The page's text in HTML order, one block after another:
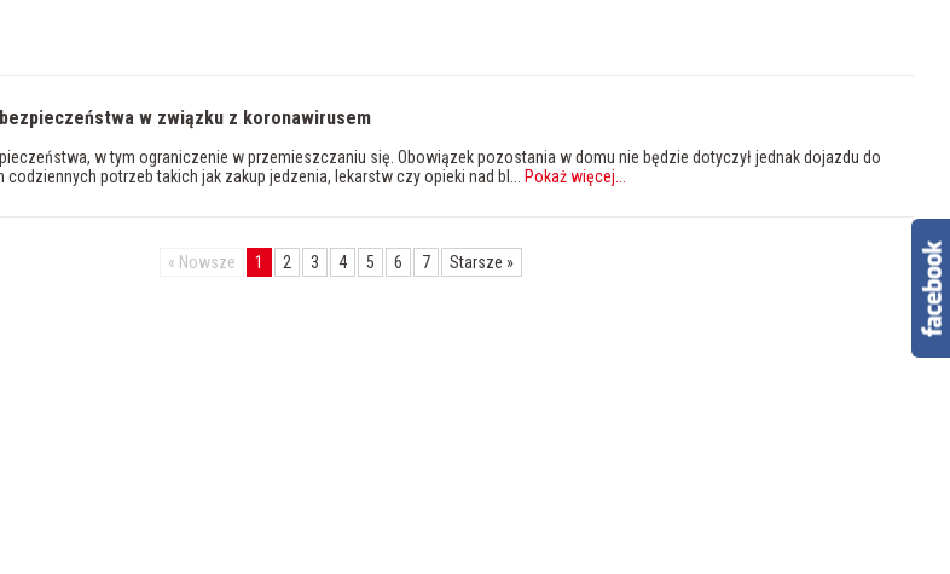
w związku z koronawirusem
w tym ograniczenie w przemieszczaniu się. Obowiązek pozostania w domu nie będzie dotyczył jednak dojazdu do
potrzeb takich jak zakup jedzenia, lekarstw czy opieki nad bl...
Pokaż więcej
« Nowsze 1 2 3 4 5 6 7 Starsze »